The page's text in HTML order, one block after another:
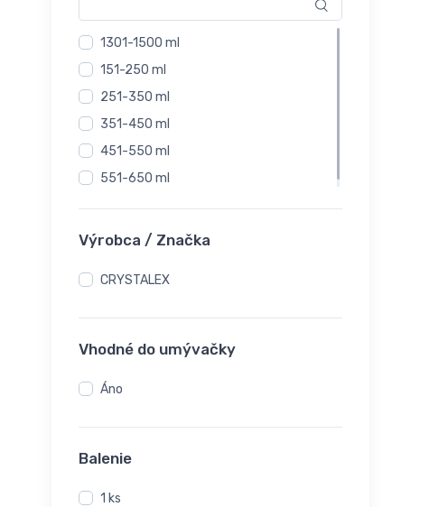
1301-1500 ml
151-250 ml
251-350 ml
351-450 ml
451-550 ml
551-650 ml
Výrobca / Značka
CRYSTALEX
Vhodné do umývačky
Áno
Balenie
1 ks